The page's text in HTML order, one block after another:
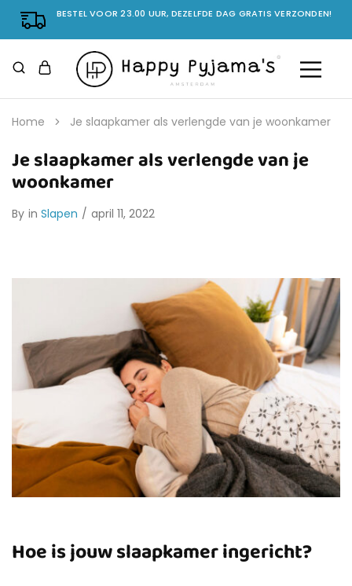
BESTEL VOOR 23.00 UUR, DEZELFDE DAG GRATIS VERZONDEN!
Home Je slaapkamer als verlengde van je woonkamer
Je slaapkamer als verlengde van je
woonkamer
By in Slapen april 11, 2022
Hoe is jouw slaapkamer ingericht?